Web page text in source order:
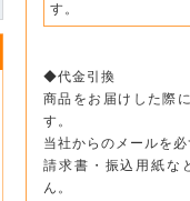
す。
◆代金引換
商品をお届けした際
す。
当社からのメールを
請求書・振込用紙な
ん。